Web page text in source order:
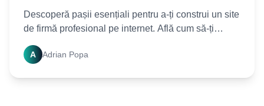
Descoperă pașii esențiali pentru a-ți construi un site
de firmă profesional pe internet. Află cum să-ți
creezi o prezență online puternică și să atragi mai
A Adrian Popa